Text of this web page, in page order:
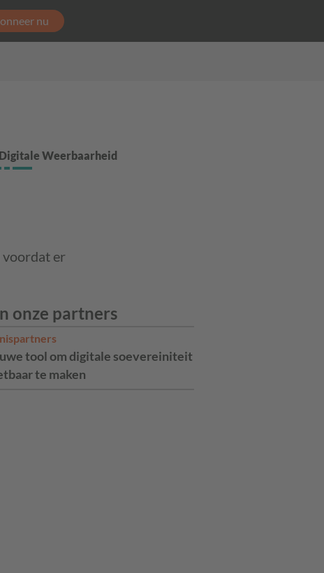
nu
Digitale Weerbaarheid
voordat er
onze partners
tool om digitale soevereiniteit
te maken